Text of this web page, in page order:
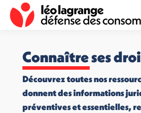
Connaître ses
Découvrez toutes nos
donnent des informations
préventives et essentielles,